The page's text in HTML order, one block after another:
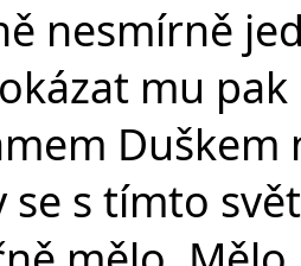
nesmírně
mu
se s tímto